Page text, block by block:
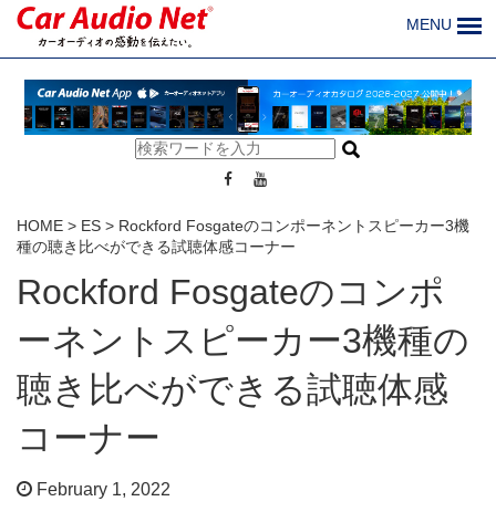
MENU
HOME > ES > Rockford Fosgateのコンポーネントスピーカー3機
種の聴き比べができる試聴体感コーナー
Rockford Fosgateのコンポ
ーネントスピーカー3機種の
聴き比べができる試聴体感
コーナー
February 1, 2022